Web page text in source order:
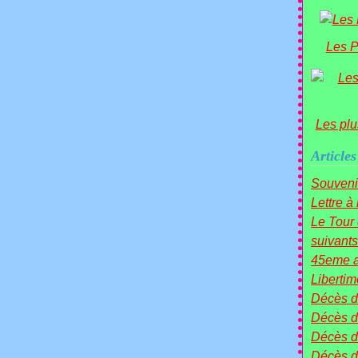
Les
Les
Lettre à
Le Tour
45eme
Décès
Décès
Décès